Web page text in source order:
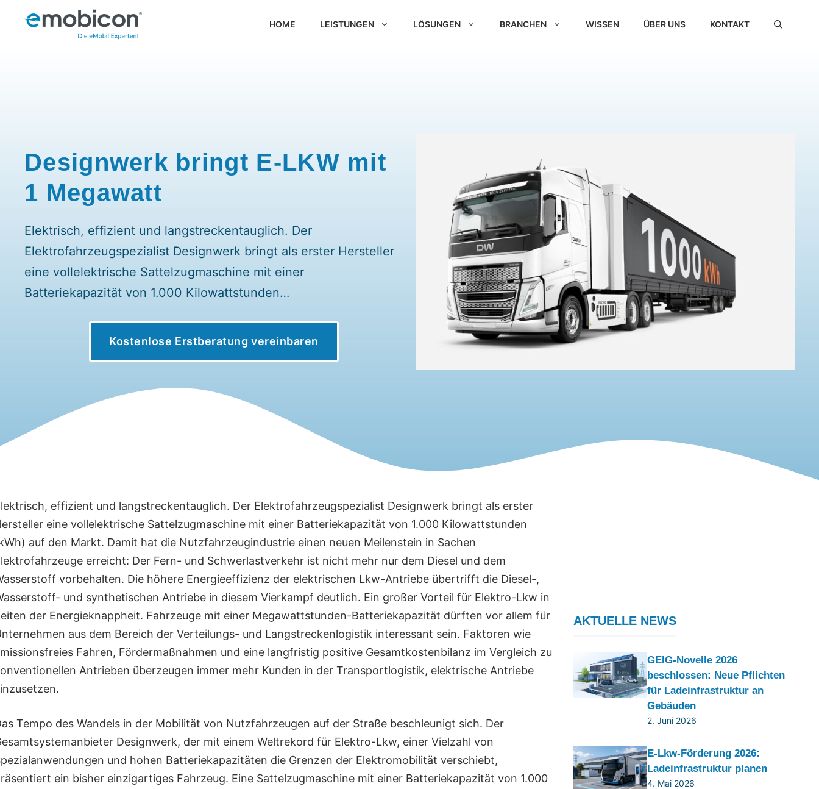
Inhalt
HOME LEISTUNGEN LÖSUNGEN BRANCHEN WISSEN ÜBER UNS KONTAKT
Designwerk bringt E-LKW mit
1 Megawatt
Elektrisch, effizient und langstreckentauglich. Der
Elektrofahrzeugspezialist Designwerk bringt als erster Hersteller
eine vollelektrische Sattelzugmaschine mit einer
Batteriekapazität von 1.000 Kilowattstunden…
Kostenlose Erstberatung vereinbaren
effizient und langstreckentauglich. Der Elektrofahrzeugspezialist Designwerk bringt als erster
eine vollelektrische Sattelzugmaschine mit einer Batteriekapazität von 1.000 Kilowattstunden
auf den Markt. Damit hat die Nutzfahrzeugindustrie einen neuen Meilenstein in Sachen
erreicht: Der Fern- und Schwerlastverkehr ist nicht mehr nur dem Diesel und dem
vorbehalten. Die höhere Energieeffizienz der elektrischen Lkw-Antriebe übertrifft die Diesel-,
und synthetischen Antriebe in diesem Vierkampf deutlich. Ein großer Vorteil für Elektro-Lkw in
der Energieknappheit. Fahrzeuge mit einer Megawattstunden-Batteriekapazität dürften vor allem für
aus dem Bereich der Verteilungs- und Langstreckenlogistik interessant sein. Faktoren wie
Fahren, Fördermaßnahmen und eine langfristig positive Gesamtkostenbilanz im Vergleich zu
Antrieben überzeugen immer mehr Kunden in der Transportlogistik, elektrische Antriebe
Tempo des Wandels in der Mobilität von Nutzfahrzeugen auf der Straße beschleunigt sich. Der
Designwerk, der mit einem Weltrekord für Elektro-Lkw, einer Vielzahl von
und hohen Batteriekapazitäten die Grenzen der Elektromobilität verschiebt,
ein bisher einzigartiges Fahrzeug. Eine Sattelzugmaschine mit einer Batteriekapazität von 1.000
AKTUELLE NEWS
GEIG-Novelle 2026
beschlossen: Neue Pflichten
für Ladeinfrastruktur an
Gebäuden
2. Juni 2026
E-Lkw-Förderung 2026:
Ladeinfrastruktur planen
4. Mai 2026